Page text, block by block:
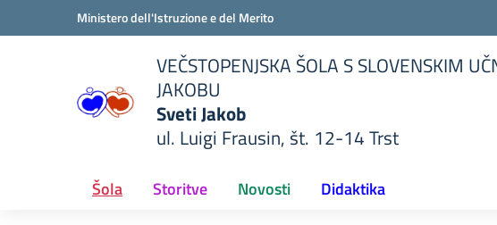
Vai ai contenuti
Vai al menu di navigazioneMinistero dell'Istruzione e del Merito
VEČSTOPENJSKA ŠOLA S SLOVENSKIM
JAKOBU
Sveti Jakob
ul. Luigi Frausin, št. 12-14 Trst
Šola Storitve Novosti Didaktika